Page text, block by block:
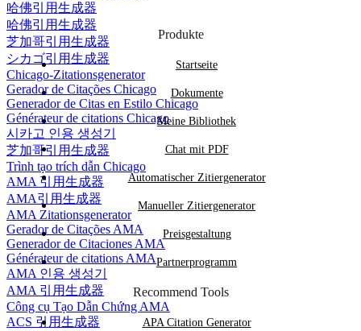
哈佛引用生成器
哈佛引用生成器
芝加哥引用生成器
シカゴ引用生成器
Chicago-Zitationsgenerator
Gerador de Citações Chicago
Generador de Citas en Estilo Chicago
Générateur de citations Chicago
시카고 인용 생성기
芝加哥引用生成器
Trình tạo trích dẫn Chicago
AMA 引用生成器
AMA引用生成器
AMA Zitationsgenerator
Gerador de Citações AMA
Generador de Citaciones AMA
Générateur de citations AMA
AMA 인용 생성기
AMA 引用生成器
Công cụ Tạo Dẫn Chứng AMA
ACS 引用生成器
Produkte
Startseite
Dokumente
Meine Bibliothek
Chat mit PDF
Automatischer Zitiergenerator
Manueller Zitiergenerator
Preisgestaltung
Partnerprogramm
Recommend Tools
APA Citation Generator